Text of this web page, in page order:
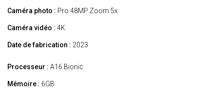
Caméra photo : Pro 48MP Zoom 5x
Caméra vidéo : 4K
Date de fabrication : 2023
Processeur : A16 Bionic
Mémoire : 6GB